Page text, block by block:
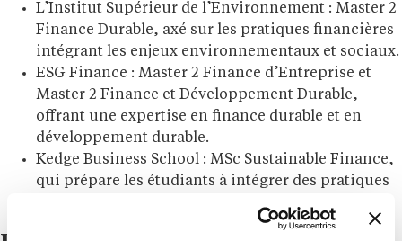
L’Institut Supérieur de l’Environnement : Master 2
Finance Durable, axé sur les pratiques financières
intégrant les enjeux environnementaux et sociaux.
ESG Finance : Master 2 Finance d’Entreprise et
Master 2 Finance et Développement Durable,
offrant une expertise en finance durable et en
développement durable.
Kedge Business School : MSc Sustainable Finance,
qui prépare les étudiants à intégrer des pratiques
durables et éthiques dans la gestion financière.